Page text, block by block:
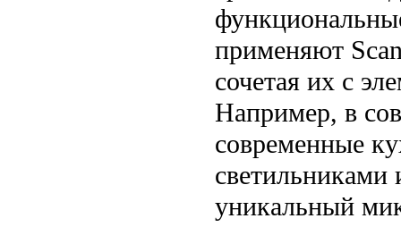
применяют
сочетая их с
Например, в
современные
светильниками
уникальный